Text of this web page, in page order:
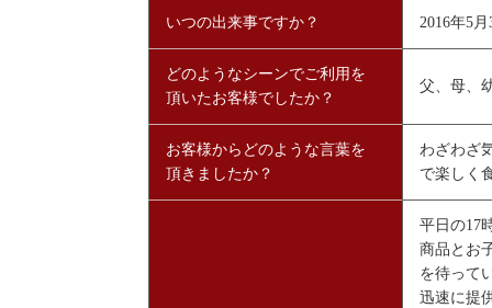
いつの出来事ですか？ 2016年5月
どのようなシーンでご利用を
頂いたお客様でしたか？
父、母、
お客様からどのような言葉を
頂きましたか？
わざわざ
で楽しく
平日の17
商品とお
を待って
迅速に提